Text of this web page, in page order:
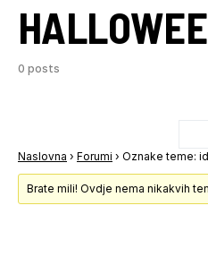
0 posts
Naslovna › Forumi › Oznake teme:
Brate mili! Ovdje nema nikakvih